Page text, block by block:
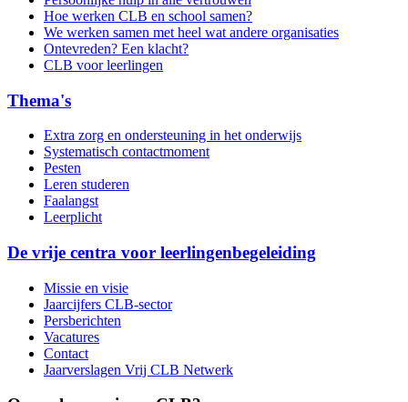
Hoe werken CLB en school samen?
We werken samen met heel wat andere organisaties
Ontevreden? Een klacht?
CLB voor leerlingen
Thema's
Extra zorg en ondersteuning in het onderwijs
Systematisch contactmoment
Pesten
Leren studeren
Faalangst
Leerplicht
De vrije centra voor leerlingenbegeleiding
Missie en visie
Jaarcijfers CLB-sector
Persberichten
Vacatures
Contact
Jaarverslagen Vrij CLB Netwerk